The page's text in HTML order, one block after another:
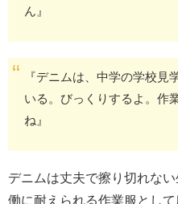
ん』
『デニムは、中学の学校見
いる。びっくりするよ。作
ね』
デニムは丈夫で擦り切れな
働に耐えられる作業服とし